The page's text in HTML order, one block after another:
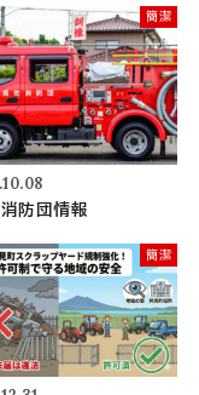
簡潔
消防団情報
簡潔